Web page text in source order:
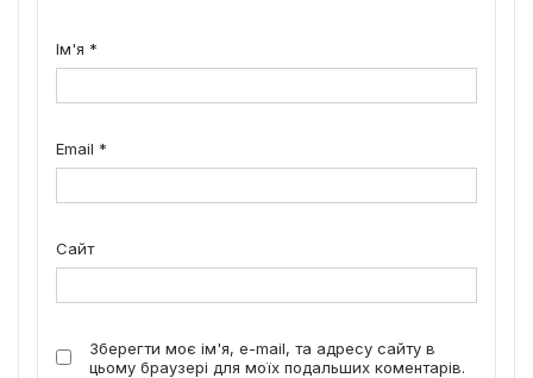
Ім'я *
Email *
Сайт
Зберегти моє ім'я, e-mail, та адресу сайту в
цьому браузері для моїх подальших коментарів.